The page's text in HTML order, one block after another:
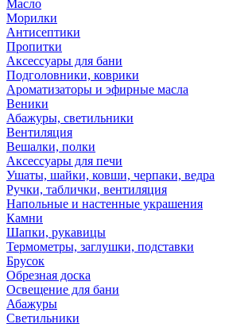
Масло
Морилки
Антисептики
Пропитки
Аксессуары для бани
Подголовники, коврики
Ароматизаторы и эфирные масла
Веники
Абажуры, светильники
Вентиляция
Вешалки, полки
Аксессуары для печи
Ушаты, шайки, ковши, черпаки, ведра
Ручки, таблички, вентиляция
Напольные и настенные украшения
Камни
Шапки, рукавицы
Термометры, заглушки, подставки
Брусок
Обрезная доска
Освещение для бани
Абажуры
Светильники